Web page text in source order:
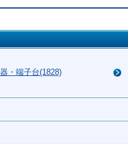
・端子台(1828)